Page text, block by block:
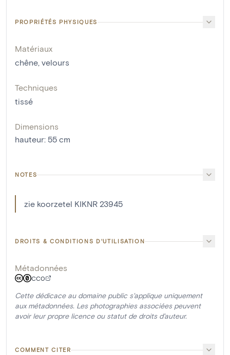
PROPRIÉTÉS PHYSIQUES
Matériaux
chêne, velours
Techniques
tissé
Dimensions
hauteur: 55 cm
NOTES
zie koorzetel KIKNR 23945
DROITS & CONDITIONS D'UTILISATION
Métadonnées
CC0
Cette dédicace au domaine public s'applique uniquement
aux métadonnées. Les photographies associées peuvent
avoir leur propre licence ou statut de droits d'auteur.
COMMENT CITER